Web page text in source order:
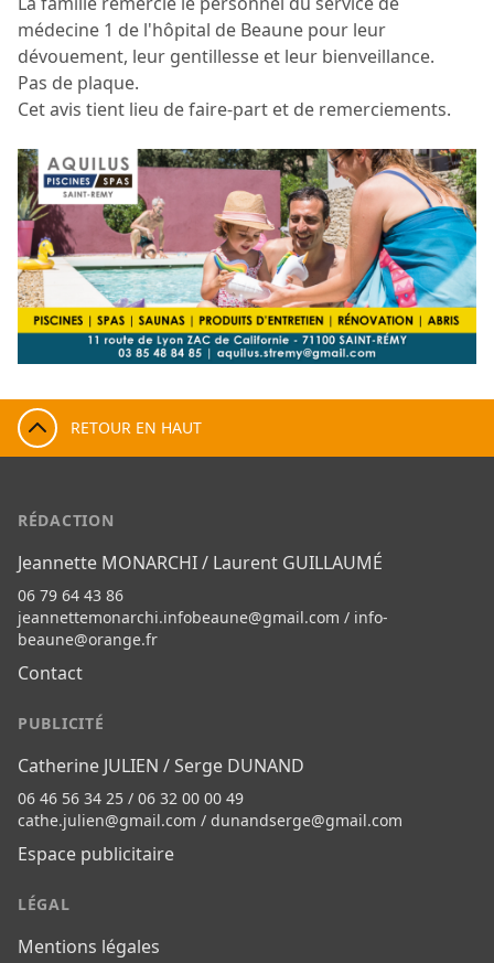
médecine 1 de l'hôpital de Beaune pour leur
dévouement, leur gentillesse et leur bienveillance.
Pas de plaque.
Cet avis tient lieu de faire-part et de remerciements.
RETOUR EN HAUT
RÉDACTION
Jeannette MONARCHI / Laurent GUILLAUMÉ
06 79 64 43 86
jeannettemonarchi.infobeaune@gmail.com / info-
beaune@orange.fr
Contact
PUBLICITÉ
Catherine JULIEN / Serge DUNAND
06 46 56 34 25 / 06 32 00 00 49
cathe.julien@gmail.com / dunandserge@gmail.com
Espace publicitaire
LÉGAL
Mentions légales